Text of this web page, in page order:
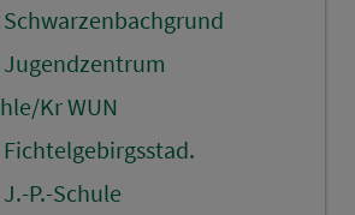
Kr WUN
P.-Schule